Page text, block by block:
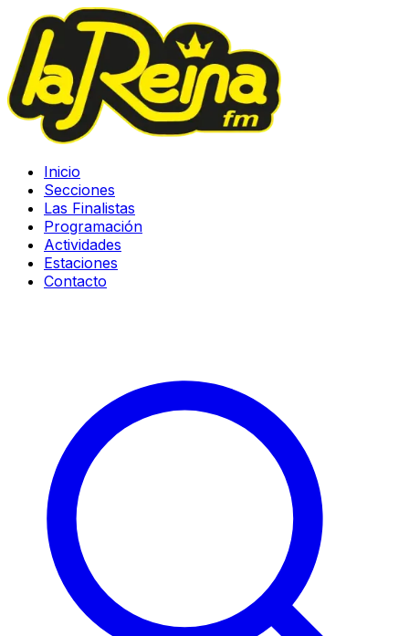
Inicio
Secciones
Las Finalistas
Programación
Actividades
Estaciones
Contacto